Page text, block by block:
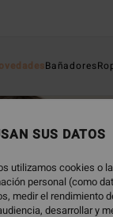
Bañadores
SUS DATOS
utilizamos cookies o
personal (como
medir el rendimiento
desarrollar y